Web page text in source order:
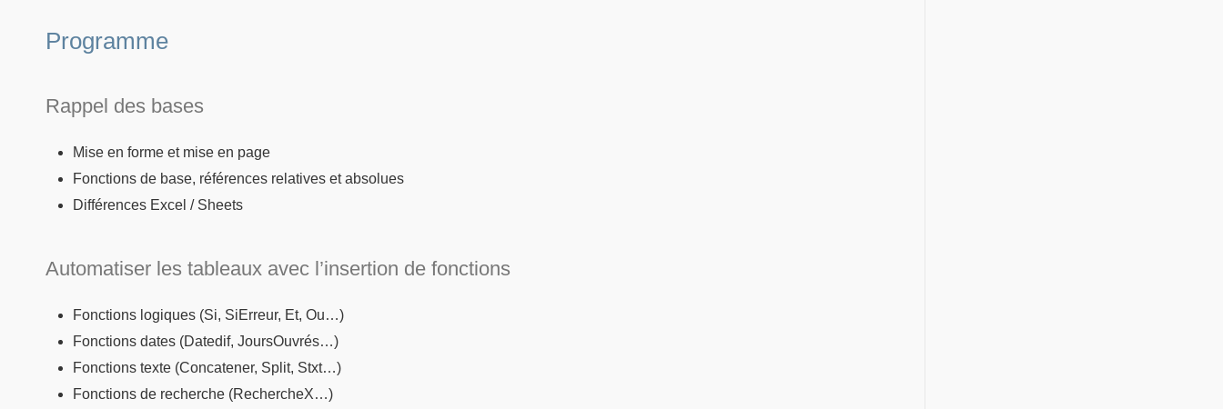
Programme
Rappel des bases
Mise en forme et mise en page
Fonctions de base, références relatives et absolues
Différences Excel / Sheets
Automatiser les tableaux avec l’insertion de fonctions
Fonctions logiques (Si, SiErreur, Et, Ou…)
Fonctions dates (Datedif, JoursOuvrés…)
Fonctions texte (Concatener, Split, Stxt…)
Fonctions de recherche (RechercheX…)